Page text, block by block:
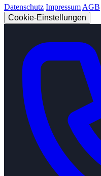
Datenschutz Impressum AGB
Cookie-Einstellungen